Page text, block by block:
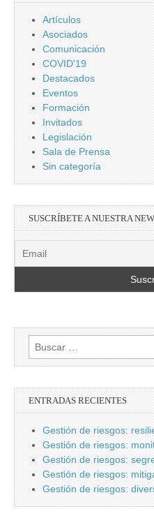
Artículos
Asociados
Comunicación
COVID'19
Destacados
Eventos
Formación
Invitados
Legislación
Sala de Prensa
Sin categoría
SUSCRÍBETE A NUESTRA
Buscar:
ENTRADAS RECIENTES
Gestión de riesgos:
Gestión de riesgos:
Gestión de riesgos:
Gestión de riesgos:
Gestión de riesgos: